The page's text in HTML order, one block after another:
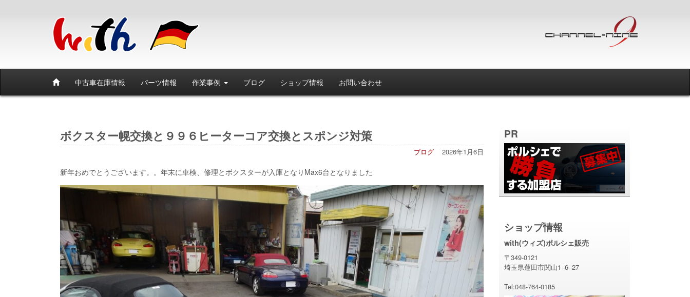
中古車在庫情報 パーツ情報 作業事例 ブログ ショップ情報 お問い合わせ
ボクスター幌交換と９９６ヒーターコア交換とスポンジ対策
2026年1月6日
ブログ
新年おめでとうございます。。年末に車検、修理とボクスターが入庫となりMax6台となりました
PR
ショップ情報
with(ウィズ)ポルシェ販売
〒349-0121
埼玉県蓮田市関山1−6−27
Tel:048-764-0185